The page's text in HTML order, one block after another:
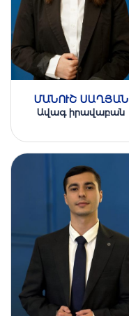
ՄԱՆՈՒՇ ՍԱՂՅԱՆ
Ավագ իրավաբան